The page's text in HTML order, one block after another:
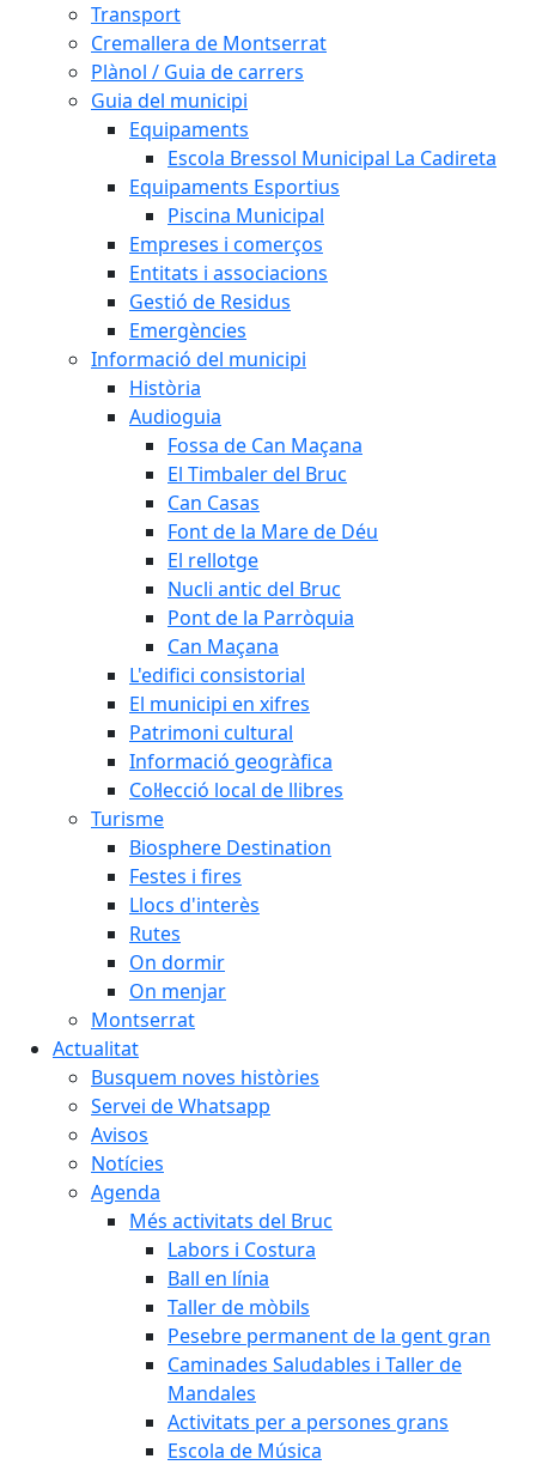
Transport
Cremallera de Montserrat
Plànol / Guia de carrers
Guia del municipi
Equipaments
Escola Bressol Municipal La Cadireta
Equipaments Esportius
Piscina Municipal
Empreses i comerços
Entitats i associacions
Gestió de Residus
Emergències
Informació del municipi
Història
Audioguia
Fossa de Can Maçana
El Timbaler del Bruc
Can Casas
Font de la Mare de Déu
El rellotge
Nucli antic del Bruc
Pont de la Parròquia
Can Maçana
L'edifici consistorial
El municipi en xifres
Patrimoni cultural
Informació geogràfica
Col·lecció local de llibres
Turisme
Biosphere Destination
Festes i fires
Llocs d'interès
Rutes
On dormir
On menjar
Montserrat
Actualitat
Busquem noves històries
Servei de Whatsapp
Avisos
Notícies
Agenda
Més activitats del Bruc
Labors i Costura
Ball en línia
Taller de mòbils
Pesebre permanent de la gent gran
Caminades Saludables i Taller de
Mandales
Activitats per a persones grans
Escola de Música